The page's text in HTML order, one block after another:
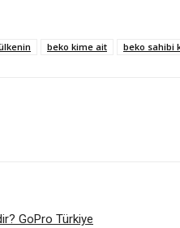
beko kime ait beko sahibi
GoPro Türkiye